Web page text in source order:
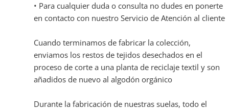
• Para cualquier duda o consulta no dudes en ponerte
en contacto con nuestro Servicio de Atención al cliente
Cuando terminamos de fabricar la colección,
enviamos los restos de tejidos desechados en el
proceso de corte a una planta de reciclaje textil y son
añadidos de nuevo al algodón orgánico
Durante la fabricación de nuestras suelas, todo el